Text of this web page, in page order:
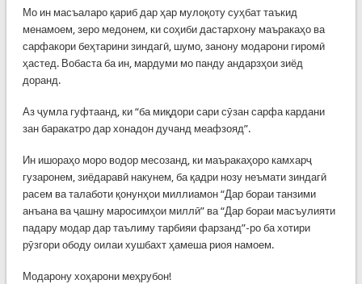
Мо ин масъаларо қариб дар ҳар мулоқоту суҳбат таъкид
менамоем, зеро медонем, ки соҳиби дастархону маъракаҳо ва
сарфакори беҳтарини зиндагӣ, шумо, занону модарони гиромӣ
ҳастед. Вобаста ба ин, мардуми мо панду андарзҳои зиёд
доранд.
Аз ҷумла гуфтаанд, ки “ба миқдори сари сӯзан сарфа кардани
зан баракатро дар хонадон дучанд меафзояд”.
Ин ишораҳо моро водор месозанд, ки маъракаҳоро камхарҷ
гузаронем, зиёдаравӣ накунем, ба қадри нозу неъмати зиндагӣ
расем ва талаботи қонунҳои миллиамон “Дар бораи танзими
анъана ва ҷашну маросимҳои миллӣ” ва “Дар бораи масъулияти
падару модар дар таълиму тарбияи фарзанд”-ро ба хотири
рӯзгори ободу оилаи хушбахт ҳамеша риоя намоем.
Модарону хоҳарони меҳрубон!